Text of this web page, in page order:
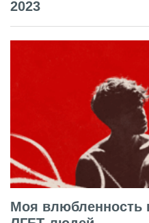
2023
Моя влюбленность